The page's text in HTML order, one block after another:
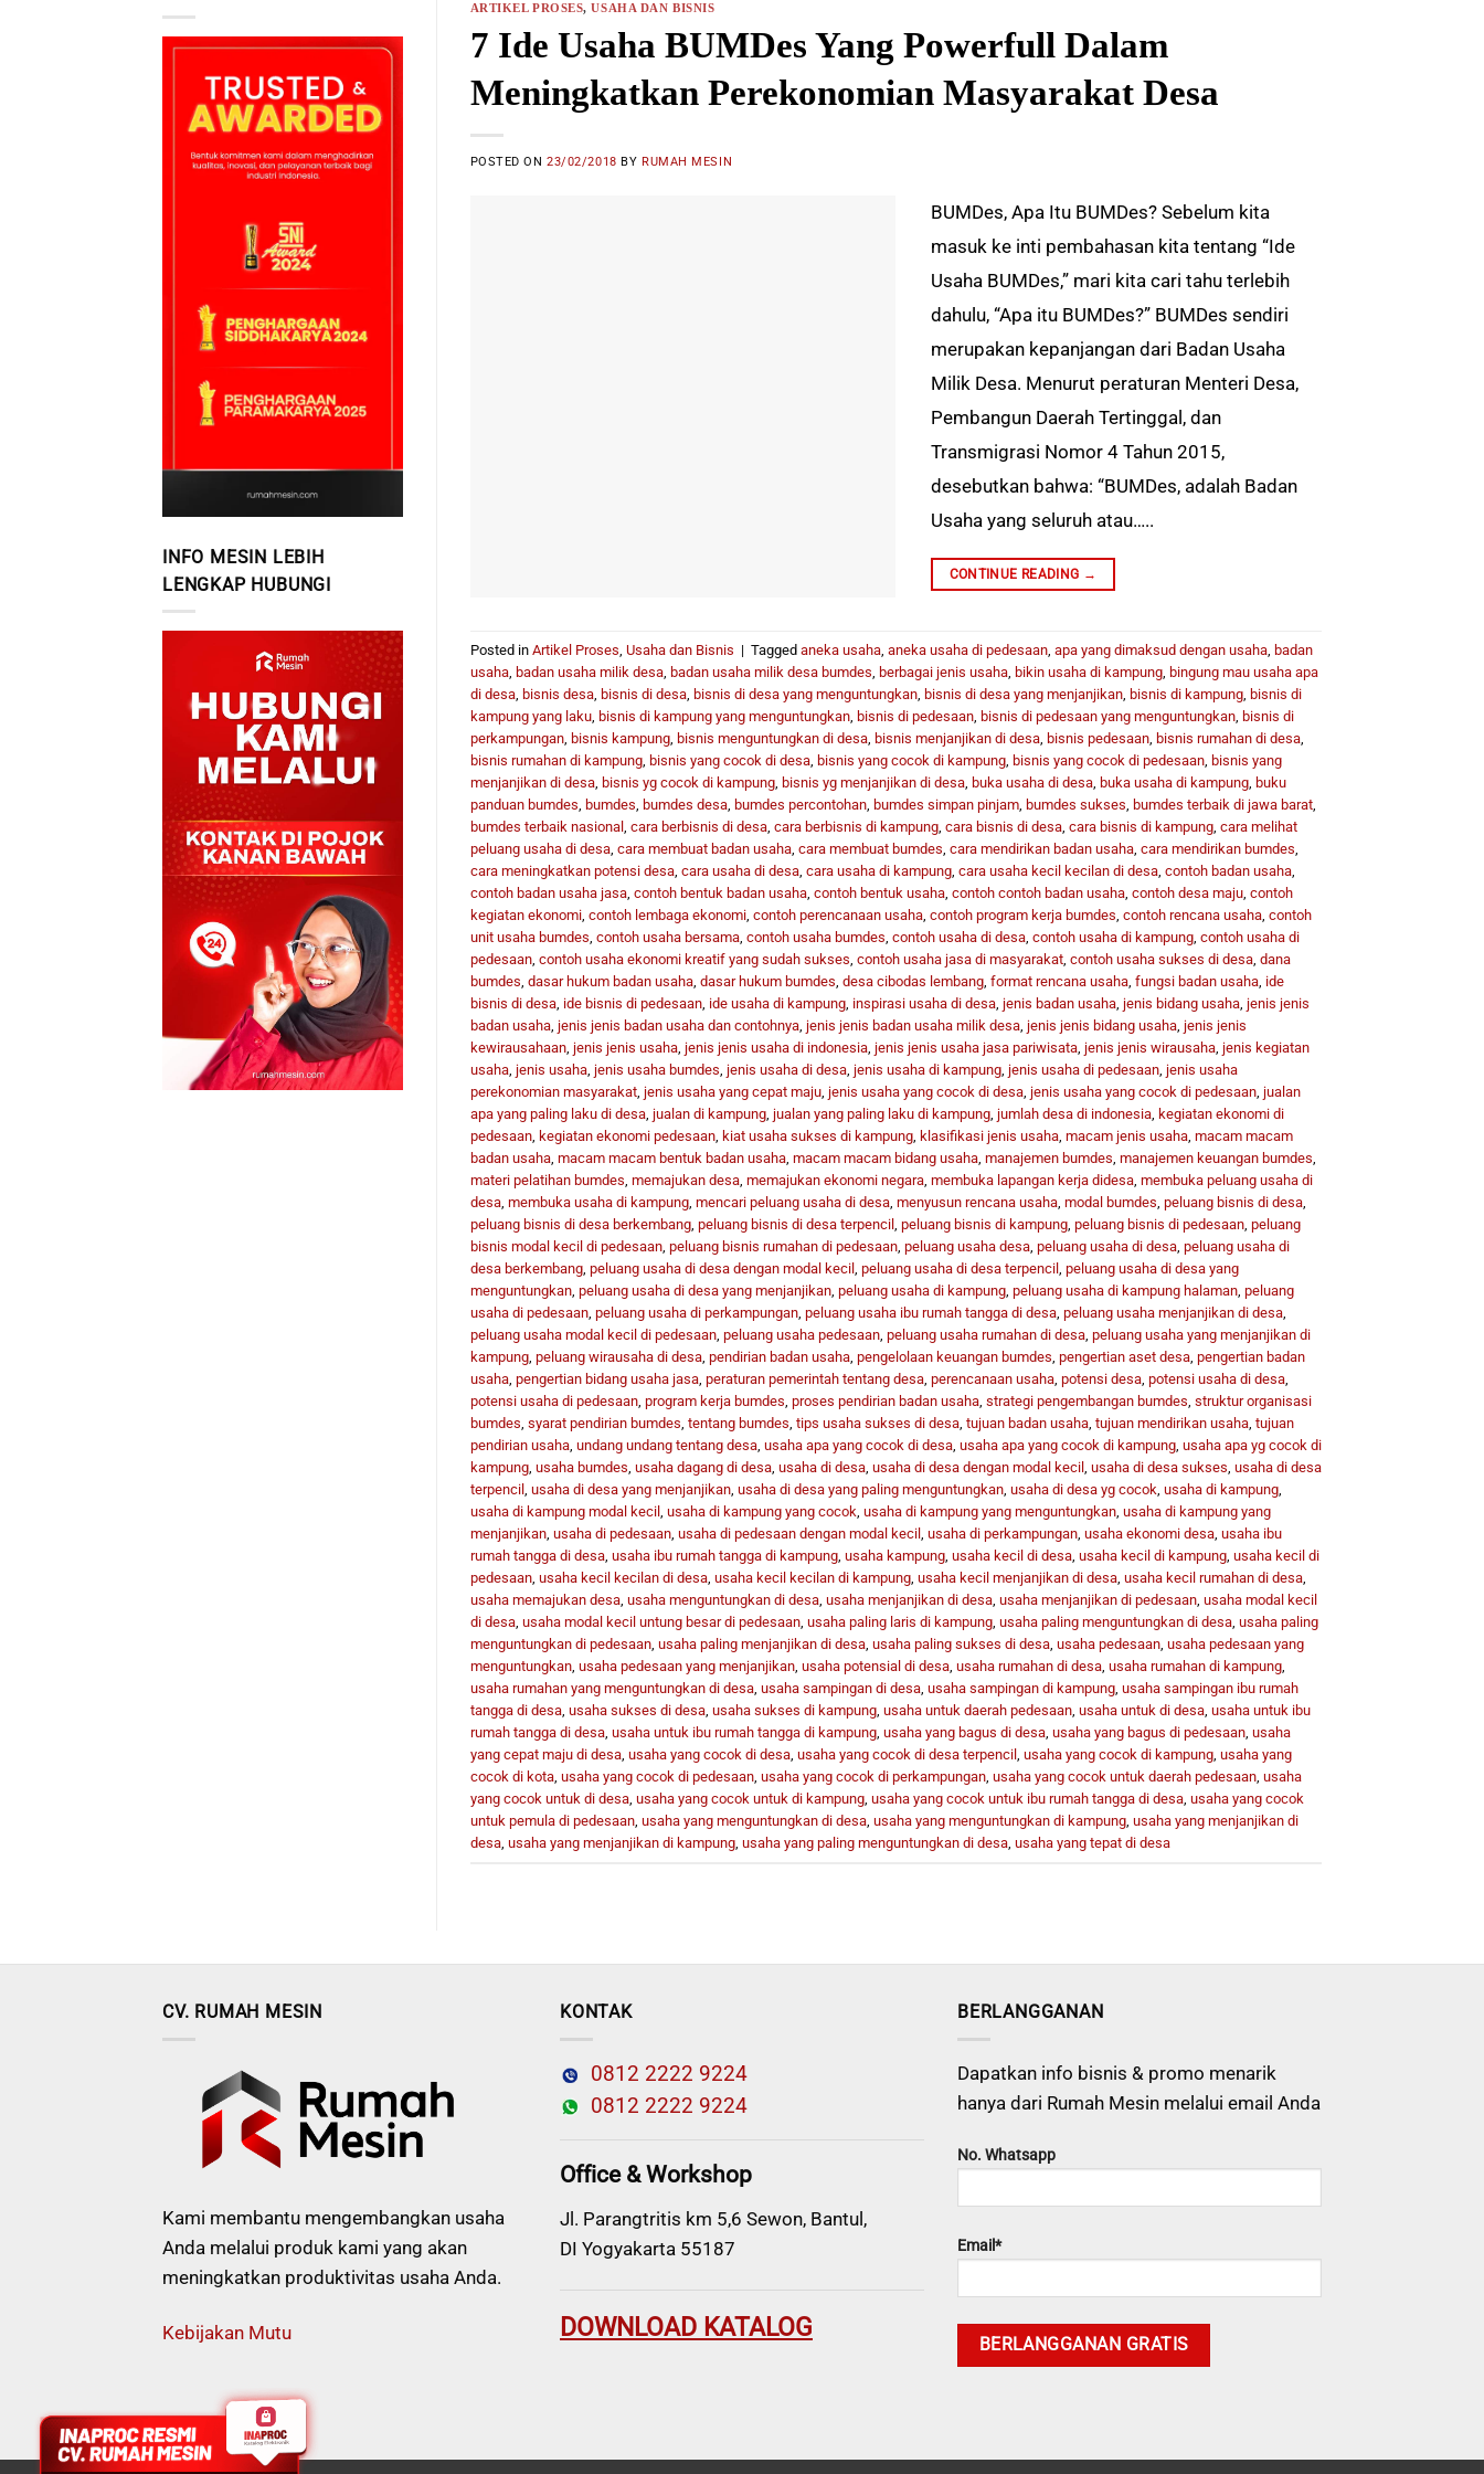
INFO MESIN LEBIH
LENGKAP HUBUNGI
ARTIKEL PROSES,USAHA DAN BISNIS
7 Ide Usaha BUMDes Yang Powerfull Dalam
Meningkatkan Perekonomian Masyarakat Desa
POSTED ON23/02/2018 BY RUMAH MESIN
BUMDes, Apa Itu BUMDes? Sebelum kita
masuk ke inti pembahasan kita tentang “Ide
Usaha BUMDes,” mari kita cari tahu terlebih
dahulu, “Apa itu BUMDes?” BUMDes sendiri
merupakan kepanjangan dari Badan Usaha
Milik Desa. Menurut peraturan Menteri Desa,
Pembangun Daerah Tertinggal, dan
Transmigrasi Nomor 4 Tahun 2015,
desebutkan bahwa: “BUMDes, adalah Badan
Usaha yang seluruh atau…..
CONTINUE READING →
Posted in Artikel Proses Usaha dan Bisnis | Tagged aneka usaha, aneka usaha di pedesaan, apa yang dimaksud dengan usaha, badan
usaha, badan usaha milik desa, badan usaha milik desa bumdes berbagai jenis usaha, bikin usaha di kampung, bingung mau usaha apa
di desa, bisnis desa, bisnis di desa, bisnis di desa yang menguntungkan, bisnis di desa yang menjanjikan, bisnis di kampung, bisnis di
kampung yang laku, bisnis di kampung yang menguntungkan, bisnis di pedesaan, bisnis di pedesaan yang menguntungkan, bisnis di
perkampungan, bisnis kampung, bisnis menguntungkan di desa, bisnis menjanjikan di desa, bisnis pedesaan, bisnis rumahan di desa,
bisnis rumahan di kampung, bisnis yang cocok di desa, bisnis yang cocok di kampung, bisnis yang cocok di pedesaan, bisnis yang
menjanjikan di desa, bisnis yg cocok di kampung, bisnis yg menjanjikan di desa, buka usaha di desa, buka usaha di kampung, buku
panduan bumdes bumdes bumdes desa, bumdes percontohan, bumdes simpan pinjam, bumdes sukses bumdes terbaik di jawa barat,
bumdes terbaik nasional, cara berbisnis di desa, cara berbisnis di kampung, cara bisnis di desa, cara bisnis di kampung, cara melihat
peluang usaha di desa, cara membuat badan usaha, cara membuat bumdes cara mendirikan badan usaha, cara mendirikan bumdes
cara meningkatkan potensi desa, cara usaha di desa, cara usaha di kampung, cara usaha kecil kecilan di desa, contoh badan usaha,
contoh badan usaha jasa, contoh bentuk badan usaha, contoh bentuk usaha, contoh contoh badan usaha, contoh desa maju, contoh
kegiatan ekonomi, contoh lembaga ekonomi, contoh perencanaan usaha, contoh program kerja bumdes contoh rencana usaha, contoh
unit usaha bumdes contoh usaha bersama, contoh usaha bumdes contoh usaha di desa, contoh usaha di kampung, contoh usaha di
pedesaan, contoh usaha ekonomi kreatif yang sudah sukses contoh usaha jasa di masyarakat, contoh usaha sukses di desa, dana
bumdes dasar hukum badan usaha, dasar hukum bumdes desa cibodas lembang, format rencana usaha, fungsi badan usaha, ide
bisnis di desa, ide bisnis di pedesaan, ide usaha di kampung, inspirasi usaha di desa, jenis badan usaha, jenis bidang usaha, jenis jenis
badan usaha, jenis jenis badan usaha dan contohnya, jenis jenis badan usaha milik desa, jenis jenis bidang usaha, jenis jenis
kewirausahaan, jenis jenis usaha, jenis jenis usaha di indonesia, jenis jenis usaha jasa pariwisata, jenis jenis wirausaha, jenis kegiatan
usaha, jenis usaha, jenis usaha bumdes jenis usaha di desa, jenis usaha di kampung, jenis usaha di pedesaan, jenis usaha
perekonomian masyarakat, jenis usaha yang cepat maju, jenis usaha yang cocok di desa, jenis usaha yang cocok di pedesaan, jualan
apa yang paling laku di desa, jualan di kampung, jualan yang paling laku di kampung, jumlah desa di indonesia, kegiatan ekonomi di
pedesaan, kegiatan ekonomi pedesaan, kiat usaha sukses di kampung, klasifikasi jenis usaha, macam jenis usaha, macam macam
badan usaha, macam macam bentuk badan usaha, macam macam bidang usaha, manajemen bumdes manajemen keuangan bumdes
materi pelatihan bumdes memajukan desa, memajukan ekonomi negara, membuka lapangan kerja didesa, membuka peluang usaha di
desa, membuka usaha di kampung, mencari peluang usaha di desa, menyusun rencana usaha, modal bumdes peluang bisnis di desa,
peluang bisnis di desa berkembang, peluang bisnis di desa terpencil, peluang bisnis di kampung, peluang bisnis di pedesaan, peluang
bisnis modal kecil di pedesaan, peluang bisnis rumahan di pedesaan, peluang usaha desa, peluang usaha di desa, peluang usaha di
desa berkembang, peluang usaha di desa dengan modal kecil, peluang usaha di desa terpencil, peluang usaha di desa yang
menguntungkan, peluang usaha di desa yang menjanjikan, peluang usaha di kampung, peluang usaha di kampung halaman, peluang
usaha di pedesaan, peluang usaha di perkampungan, peluang usaha ibu rumah tangga di desa, peluang usaha menjanjikan di desa,
peluang usaha modal kecil di pedesaan, peluang usaha pedesaan, peluang usaha rumahan di desa, peluang usaha yang menjanjikan di
kampung, peluang wirausaha di desa, pendirian badan usaha, pengelolaan keuangan bumdes pengertian aset desa, pengertian badan
usaha, pengertian bidang usaha jasa, peraturan pemerintah tentang desa, perencanaan usaha, potensi desa, potensi usaha di desa,
potensi usaha di pedesaan, program kerja bumdes proses pendirian badan usaha, strategi pengembangan bumdes struktur organisasi
bumdes syarat pendirian bumdes tentang bumdes tips usaha sukses di desa, tujuan badan usaha, tujuan mendirikan usaha, tujuan
pendirian usaha, undang undang tentang desa, usaha apa yang cocok di desa, usaha apa yang cocok di kampung, usaha apa yg cocok di
kampung, usaha bumdes usaha dagang di desa, usaha di desa, usaha di desa dengan modal kecil, usaha di desa sukses usaha di desa
terpencil, usaha di desa yang menjanjikan, usaha di desa yang paling menguntungkan, usaha di desa yg cocok usaha di kampung,
usaha di kampung modal kecil, usaha di kampung yang cocok usaha di kampung yang menguntungkan, usaha di kampung yang
menjanjikan, usaha di pedesaan, usaha di pedesaan dengan modal kecil, usaha di perkampungan, usaha ekonomi desa, usaha ibu
rumah tangga di desa, usaha ibu rumah tangga di kampung, usaha kampung, usaha kecil di desa, usaha kecil di kampung, usaha kecil di
pedesaan, usaha kecil kecilan di desa, usaha kecil kecilan di kampung, usaha kecil menjanjikan di desa, usaha kecil rumahan di desa,
usaha memajukan desa, usaha menguntungkan di desa, usaha menjanjikan di desa, usaha menjanjikan di pedesaan, usaha modal kecil
di desa, usaha modal kecil untung besar di pedesaan, usaha paling laris di kampung, usaha paling menguntungkan di desa, usaha paling
menguntungkan di pedesaan, usaha paling menjanjikan di desa, usaha paling sukses di desa, usaha pedesaan, usaha pedesaan yang
menguntungkan, usaha pedesaan yang menjanjikan, usaha potensial di desa, usaha rumahan di desa, usaha rumahan di kampung,
usaha rumahan yang menguntungkan di desa, usaha sampingan di desa, usaha sampingan di kampung, usaha sampingan ibu rumah
tangga di desa, usaha sukses di desa, usaha sukses di kampung, usaha untuk daerah pedesaan, usaha untuk di desa, usaha untuk ibu
rumah tangga di desa, usaha untuk ibu rumah tangga di kampung, usaha yang bagus di desa, usaha yang bagus di pedesaan, usaha
yang cepat maju di desa, usaha yang cocok di desa, usaha yang cocok di desa terpencil, usaha yang cocok di kampung, usaha yang
cocok di kota, usaha yang cocok di pedesaan, usaha yang cocok di perkampungan, usaha yang cocok untuk daerah pedesaan, usaha
yang cocok untuk di desa, usaha yang cocok untuk di kampung, usaha yang cocok untuk ibu rumah tangga di desa, usaha yang cocok
untuk pemula di pedesaan, usaha yang menguntungkan di desa, usaha yang menguntungkan di kampung, usaha yang menjanjikan di
desa, usaha yang menjanjikan di kampung, usaha yang paling menguntungkan di desa, usaha yang tepat di desa
CV. RUMAH MESIN
Kami membantu mengembangkan usaha
Anda melalui produk kami yang akan
meningkatkan produktivitas usaha Anda.
Kebijakan Mutu
KONTAK
0812 2222 9224
0812 2222 9224
Office & Workshop
Jl. Parangtritis km 5,6 Sewon, Bantul,
DI Yogyakarta 55187
DOWNLOAD KATALOG
BERLANGGANAN
Dapatkan info bisnis & promo menarik
hanya dari Rumah Mesin melalui email Anda
No. Whatsapp
Email*